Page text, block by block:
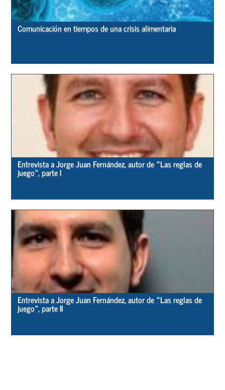
Comunicación en tiempos de una crisis alimentaria
Entrevista a Jorge Juan Fernández, autor de «Las reglas de
juego», parte I
Entrevista a Jorge Juan Fernández, autor de «Las reglas de
juego», parte II